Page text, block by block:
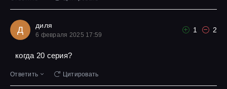
Д диля
6 февраля 2025 17:59
1 2
когда 20 серия?
Ответить Цитировать